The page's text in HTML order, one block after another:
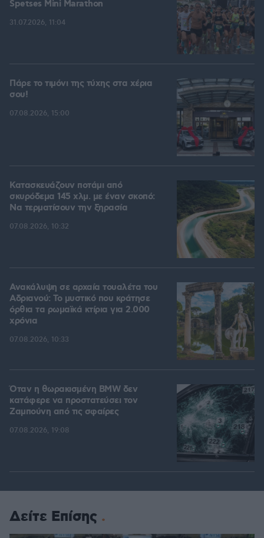
Spetses Mini Marathon
31.07.2026, 11:04
Πάρε το τιμόνι της τύχης στα χέρια
σου!
07.08.2026, 15:00
Κατασκευάζουν ποτάμι από
σκυρόδεμα 145 χλμ. με έναν σκοπό:
Να τερματίσουν την ξηρασία
07.08.2026, 10:32
Ανακάλυψη σε αρχαία τουαλέτα του
Αδριανού: Το μυστικό που κράτησε
όρθια τα ρωμαϊκά κτίρια για 2.000
χρόνια
07.08.2026, 10:33
Όταν η θωρακισμένη BMW δεν
κατάφερε να προστατεύσει τον
Ζαμπούνη από τις σφαίρες
07.08.2026, 19:08
Δείτε Επίσης